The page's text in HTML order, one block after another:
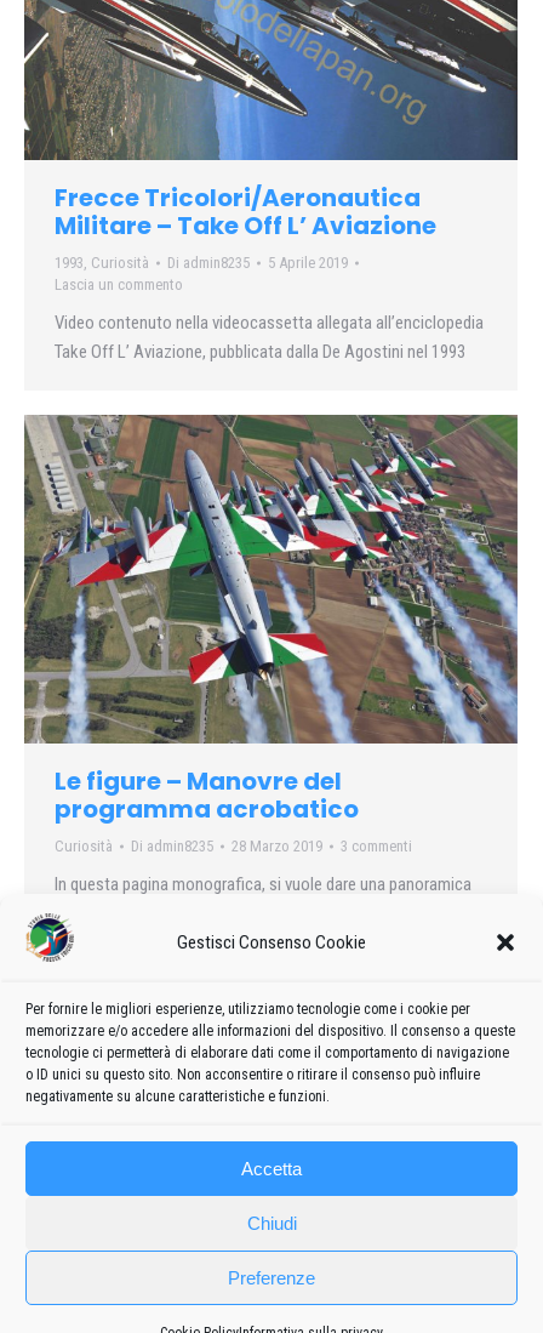
Gestisci Consenso Cookie
Per fornire le migliori esperienze, utilizziamo tecnologie come i cookie per
memorizzare e/o accedere alle informazioni del dispositivo. Il consenso a queste
tecnologie ci permetterà di elaborare dati come il comportamento di navigazione
o ID unici su questo sito. Non acconsentire o ritirare il consenso può influire
negativamente su alcune caratteristiche e funzioni.
Accetta
Chiudi
Preferenze
Frecce Tricolori/Aeronautica
Militare – Take Off L’ Aviazione
1993 Curiosità Di admin8235
5 Aprile 2019
Lascia un commento
Video contenuto nella videocassetta allegata all’enciclopedia
Take Off L’ Aviazione, pubblicata dalla De Agostini nel 1993
Le figure – Manovre del
programma acrobatico
Curiosità Di admin8235 28 Marzo 2019 3 commenti
In questa pagina monografica, si vuole dare una panoramica
storica sulle figure eseguite dalla Pattuglia Acrobatica
Nazionale: idee, progetti rimasti nel cassetto o portati
← 1 2 3 4 5